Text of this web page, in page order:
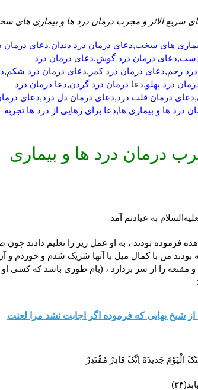
سریع الاثر و مجرب درمان درد ها و بیماری های
های سخت,دعای درمان درد دندان,دعای درمان
دست,دعای درمان درد گوش,دعای درمان درد
درد رحم,دعای درمان درد کمر,دعای درمان درد
درد پهلو,دعا درمان درد گردن,دعا درمان درد
درمان قلب درد,دعای درمان دل درد,دعای
ها و بیماری ها,دعا برای رهایی از درد ها تجربه
درمان درد ها و بیماری
عليه‌السلام به عیادتم آمد
فرموده بودند ، به او عمل زیر را تعلیم دادند چون
من با کمال میل با آنها شریک شدم و خوردم و
و مقنعه را از سر بردارد ، (بام طوری باشد که کسی او
شیخ بهایی که فرموده اگر اجابت نشد مرا لعنت
الْیَوْمَ جَدیدَهً اِنَّکَ قادِرٌ مُقْتَدِرٌ
(۳۴)